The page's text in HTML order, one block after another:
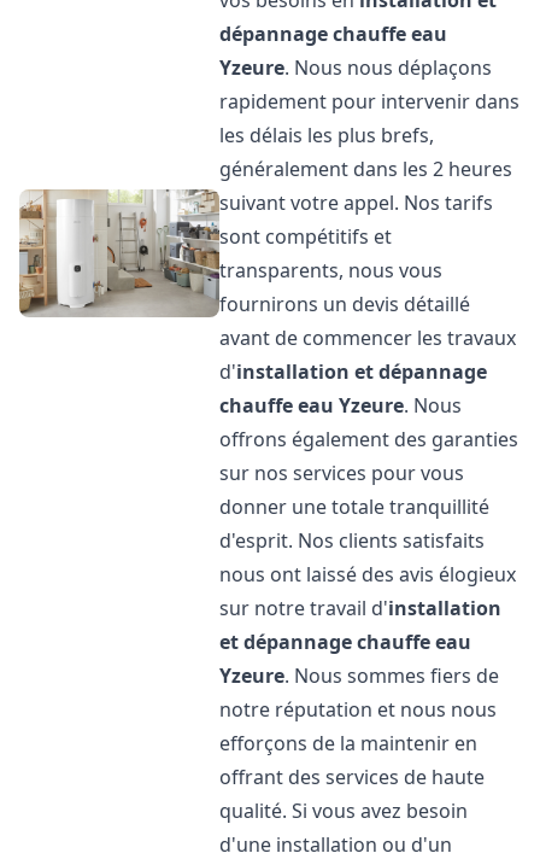
dépannage chauffe eau
Yzeure. Nous nous déplaçons
rapidement pour intervenir dans
les délais les plus brefs,
généralement dans les 2 heures
suivant votre appel. Nos tarifs
sont compétitifs et
transparents, nous vous
fournirons un devis détaillé
avant de commencer les travaux
d'installation et dépannage
chauffe eau Yzeure. Nous
offrons également des garanties
sur nos services pour vous
donner une totale tranquillité
d'esprit. Nos clients satisfaits
nous ont laissé des avis élogieux
sur notre travail d'installation
et dépannage chauffe eau
Yzeure. Nous sommes fiers de
notre réputation et nous nous
efforçons de la maintenir en
offrant des services de haute
qualité. Si vous avez besoin
d'une installation ou d'un